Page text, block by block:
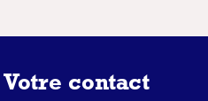
Votre contact